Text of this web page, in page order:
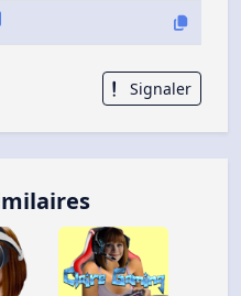
Signaler